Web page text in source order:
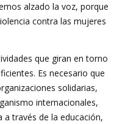
alzado la voz, porque
contra las mujeres
que giran en torno
Es necesario que
solidarias,
internacionales,
a través de la educación,